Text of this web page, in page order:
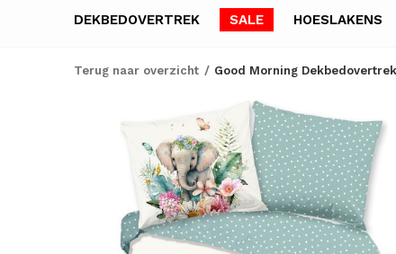
DEKBEDOVERTREK SALE HOESLAKENS
Terug naar overzicht Good Morning